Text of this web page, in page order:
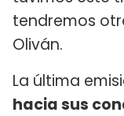
tendremos
Oliván.
La última
hacia sus